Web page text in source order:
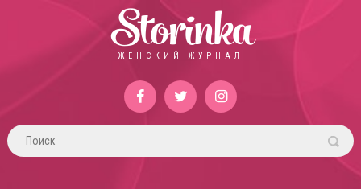
Storinka
ЖЕНСКИЙ ЖУРНАЛ